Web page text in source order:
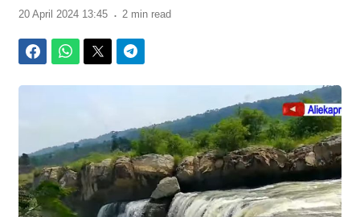
20 April 2024 13:45 . 2 min read